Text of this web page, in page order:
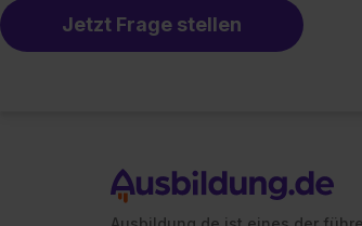
Jetzt Frage stellen